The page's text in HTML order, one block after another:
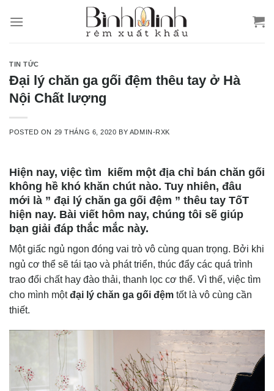
TIN TỨC
Đại lý chăn ga gối đệm thêu tay ở Hà
Nội Chất lượng
POSTED ON 29 THÁNG 6, 2020 BY ADMIN-RXK
Hiện nay, việc tìm kiếm một địa chỉ bán chăn gối
không hề khó khăn chút nào. Tuy nhiên, đâu
mới là ” đại lý chăn ga gối đệm ” thêu tay TốT
hiện nay. Bài viết hôm nay, chúng tôi sẽ giúp
bạn giải đáp thắc mắc này.
Một giấc ngủ ngon đóng vai trò vô cùng quan trọng. Bởi khi
ngủ cơ thể sẽ tái tạo và phát triển, thúc đẩy các quá trình
trao đổi chất hay đào thải, thanh lọc cơ thể. Vì thế, việc tìm
cho mình mộtđại lý chăn ga gối đệm tốt là vô cùng cần
thiết.